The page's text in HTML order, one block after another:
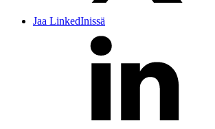
Jaa LinkedInissä